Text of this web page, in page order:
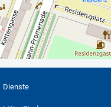
Dienste